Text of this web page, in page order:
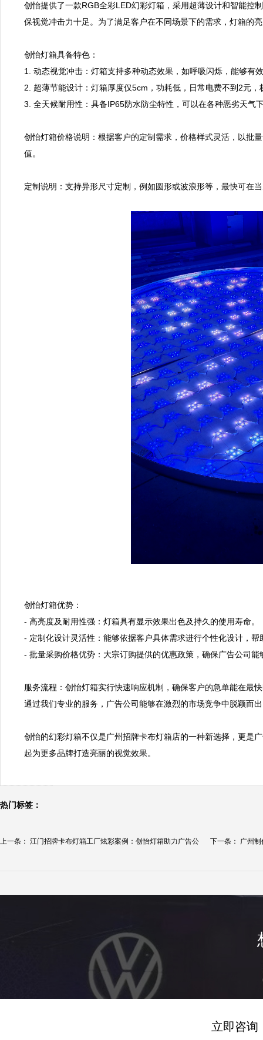
创怡提供了一款RGB全彩LED幻彩灯箱，采用超薄设计和智能控
保视觉冲击力十足。为了满足客户在不同场景下的需求，灯箱
创怡灯箱具备特色：
1. 动态视觉冲击：灯箱支持多种动态效果，如呼吸闪烁，能够有
2. 超薄节能设计：灯箱厚度仅5cm，功耗低，日常电费不到2元
3. 全天候耐用性：具备IP65防水防尘特性，可以在各种恶劣天
创怡灯箱价格说明：根据客户的定制需求，价格样式灵活，以批
值。
定制说明：支持异形尺寸定制，例如圆形或波浪形等，最快可
创怡灯箱优势：
- 高亮度及耐用性强：灯箱具有显示效果出色及持久的使用寿命
- 定制化设计灵活性：能够依据客户具体需求进行个性化设计，
- 批量采购价格优势：大宗订购提供的优惠政策，确保广告公司
服务流程：创怡灯箱实行快速响应机制，确保客户的急单能在最
通过我们专业的服务，广告公司能够在激烈的市场竞争中脱颖而
创怡的幻彩灯箱不仅是广州招牌卡布灯箱店的一种新选择，更是
起为更多品牌打造亮丽的视觉效果。
热门标签：
上一条： 江门招牌卡布灯箱工厂炫彩案例：创怡灯箱助力广告公
下一条： 广州
立即咨询